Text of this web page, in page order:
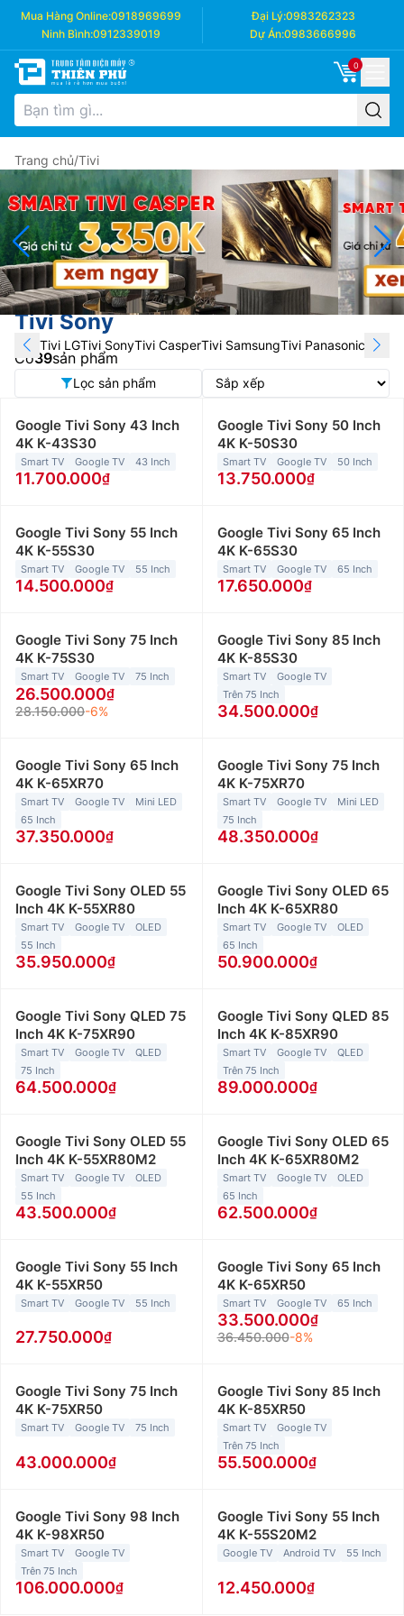
Mua Hàng Online:0918969699 Đại Lý:0983262323
Ninh Bình:0912339019 Dự Án:0983666996
0
Trang chủ/Tivi
Tivi Sony
Tivi LGTivi SonyTivi CasperTivi SamsungTivi Panasonic Tivi
Có39sản phẩm
Lọc sản phẩm
Google Tivi Sony 43 Inch
4K K-43S30
Smart TV Google TV 43 Inch
11.700.000
Google Tivi Sony 50 Inch
4K K-50S30
Smart TV Google TV 50 Inch
13.750.000
Google Tivi Sony 55 Inch
4K K-55S30
Smart TV Google TV 55 Inch
14.500.000
Google Tivi Sony 65 Inch
4K K-65S30
Smart TV Google TV 65 Inch
17.650.000
Google Tivi Sony 75 Inch
4K K-75S30
Smart TV Google TV 75 Inch
26.500.000
28.150.000-6%
Google Tivi Sony 85 Inch
4K K-85S30
Smart TV
Google TV
Trên 75 Inch
34.500.000
Google Tivi Sony 65 Inch
4K K-65XR70
Smart TV Google TV
Mini LED
65 Inch
37.350.000
Google Tivi Sony 75 Inch
4K K-75XR70
Smart TV Google TV
Mini LED
75 Inch
48.350.000
Google Tivi Sony OLED 55
Inch 4K K-55XR80
Smart TV Google TV
OLED
55 Inch
35.950.000
Google Tivi Sony OLED 65
Inch 4K K-65XR80
Smart TV Google TV
OLED
65 Inch
50.900.000
Google Tivi Sony QLED 75
Inch 4K K-75XR90
Smart TV Google TV
QLED
75 Inch
64.500.000
Google Tivi Sony QLED 85
Inch 4K K-85XR90
Smart TV Google TV
QLED
Trên 75 Inch
89.000.000
Google Tivi Sony OLED 55
Inch 4K K-55XR80M2
Smart TV Google TV
OLED
55 Inch
43.500.000
Google Tivi Sony OLED 65
Inch 4K K-65XR80M2
Smart TV Google TV
OLED
65 Inch
62.500.000
Google Tivi Sony 55 Inch
4K K-55XR50
Smart TV Google TV 55 Inch
27.750.000
Google Tivi Sony 65 Inch
4K K-65XR50
Smart TV Google TV 65 Inch
33.500.000
36.450.000-8%
Google Tivi Sony 75 Inch
4K K-75XR50
Smart TV Google TV 75 Inch
43.000.000
Google Tivi Sony 85 Inch
4K K-85XR50
Smart TV
Google TV
Trên 75 Inch
55.500.000
Google Tivi Sony 98 Inch
4K K-98XR50
Smart TV
Google TV
Trên 75 Inch
106.000.000
Google Tivi Sony 55 Inch
4K K-55S20M2
Google TV Android TV 55 Inch
12.450.000